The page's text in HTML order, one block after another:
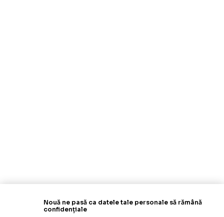
Nouă ne pasă ca datele tale personale să rămână
confidențiale